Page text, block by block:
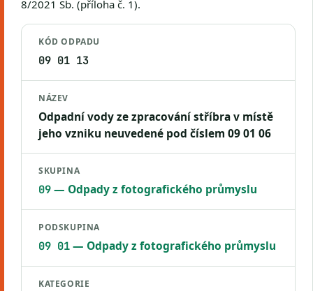
8/2021 Sb. (příloha č. 1).
KÓD ODPADU
09 01 13
NÁZEV
Odpadní vody ze zpracování stříbra v místě
jeho vzniku neuvedené pod číslem 09 01 06
SKUPINA
09— Odpady z fotografického průmyslu
PODSKUPINA
09 01— Odpady z fotografického průmyslu
KATEGORIE